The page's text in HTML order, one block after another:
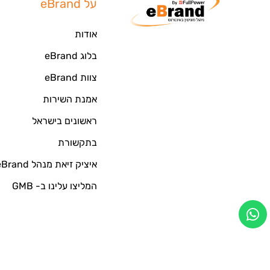
על eBrand
אודות
בלוג eBrand
צוות eBrand
אמנת השירות
ראשונים בישראל
בתקשורת
איציק זיאת מנהל eBrand
המליצו עלינו ב- GMB